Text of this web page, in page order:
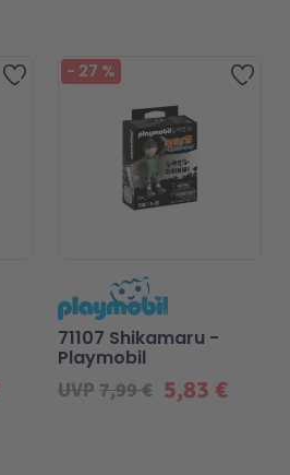
Zur Wunschliste hinzufügen Zur
- 27 %
Beliebt
5,83 €
UVP7,99 €
71107 Shikamaru -
Playmobil